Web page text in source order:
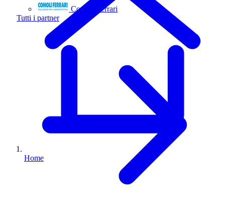
Comoli Ferrari
Tutti i partner
Home